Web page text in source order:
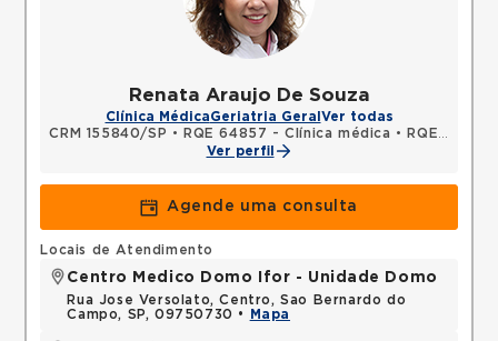
Renata Araujo De Souza
Clínica MédicaGeriatria Geral Ver todas
CRM 155840/SP • RQE 64857 - Clínica médica •
RQE 73733 - Geriatria
Ver perfil
Agende uma consulta
Locais de Atendimento
Centro Medico Domo Ifor - Unidade Domo
Rua Jose Versolato, Centro, Sao Bernardo do
Campo, SP, 09750730 •
Mapa